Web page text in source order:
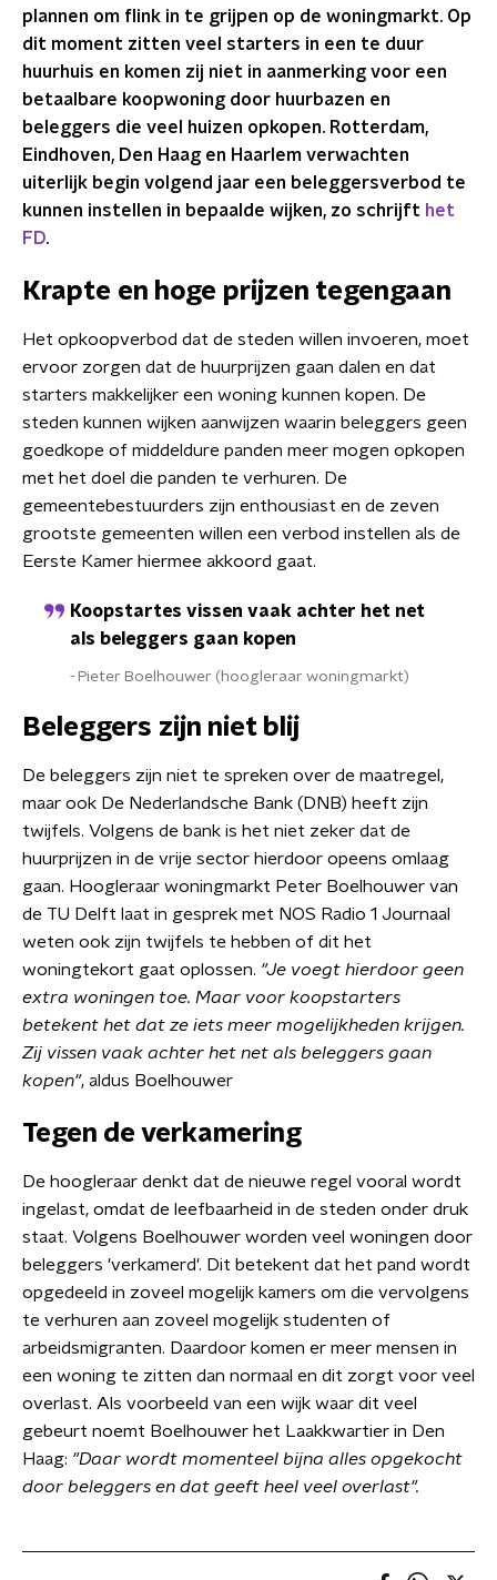
plannen om flink in te grijpen op de woningmarkt. Op
dit moment zitten veel starters in een te duur
huurhuis en komen zij niet in aanmerking voor een
betaalbare koopwoning door huurbazen en
beleggers die veel huizen opkopen. Rotterdam,
Eindhoven, Den Haag en Haarlem verwachten
uiterlijk begin volgend jaar een beleggersverbod te
kunnen instellen in bepaalde wijken, zo schrijft het
FD.
Krapte en hoge prijzen tegengaan
Het opkoopverbod dat de steden willen invoeren, moet
ervoor zorgen dat de huurprijzen gaan dalen en dat
starters makkelijker een woning kunnen kopen. De
steden kunnen wijken aanwijzen waarin beleggers geen
goedkope of middeldure panden meer mogen opkopen
met het doel die panden te verhuren. De
gemeentebestuurders zijn enthousiast en de zeven
grootste gemeenten willen een verbod instellen als de
Eerste Kamer hiermee akkoord gaat.
Koopstartes vissen vaak achter het net
als beleggers gaan kopen
Pieter Boelhouwer (hoogleraar woningmarkt)
Beleggers zijn niet blij
De beleggers zijn niet te spreken over de maatregel,
maar ook De Nederlandsche Bank (DNB) heeft zijn
twijfels. Volgens de bank is het niet zeker dat de
huurprijzen in de vrije sector hierdoor opeens omlaag
gaan. Hoogleraar woningmarkt Peter Boelhouwer van
de TU Delft laat in gesprek met NOS Radio 1 Journaal
weten ook zijn twijfels te hebben of dit het
woningtekort gaat oplossen. "Je voegt hierdoor geen
extra woningen toe. Maar voor koopstarters
betekent het dat ze iets meer mogelijkheden krijgen.
Zij vissen vaak achter het net als beleggers gaan
kopen", aldus Boelhouwer
Tegen de verkamering
De hoogleraar denkt dat de nieuwe regel vooral wordt
ingelast, omdat de leefbaarheid in de steden onder druk
staat. Volgens Boelhouwer worden veel woningen door
beleggers 'verkamerd'. Dit betekent dat het pand wordt
opgedeeld in zoveel mogelijk kamers om die vervolgens
te verhuren aan zoveel mogelijk studenten of
arbeidsmigranten. Daardoor komen er meer mensen in
een woning te zitten dan normaal en dit zorgt voor veel
overlast. Als voorbeeld van een wijk waar dit veel
gebeurt noemt Boelhouwer het Laakkwartier in Den
Haag: "Daar wordt momenteel bijna alles opgekocht
door beleggers en dat geeft heel veel overlast".